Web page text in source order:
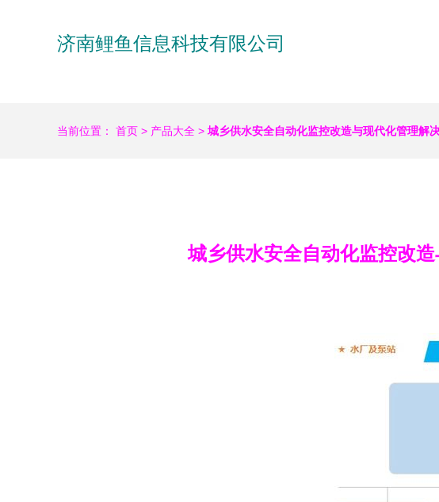
济南鲤鱼信息科技有限公司
当前位置： 首页 > 产品大全 > 城乡供水安全自动化监控改造与现代化管理解
城乡供水安全自动化监控改